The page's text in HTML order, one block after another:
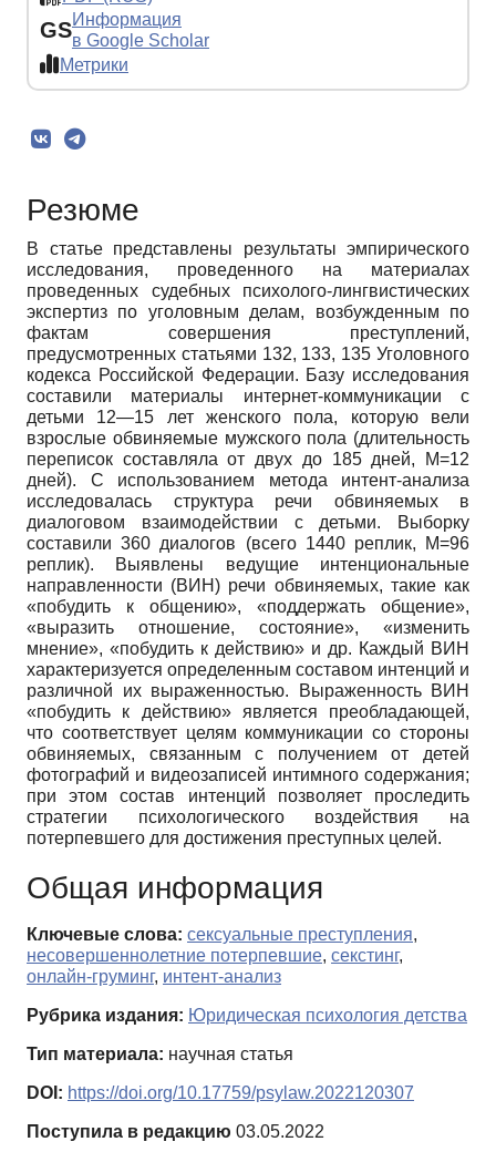
GSИнформация
в Google Scholar
Метрики
Резюме
В статье представлены результаты эмпирического
исследования, проведенного на материалах
проведенных судебных психолого-лингвистических
экспертиз по уголовным делам, возбужденным по
фактам совершения преступлений,
предусмотренных статьями 132, 133, 135 Уголовного
кодекса Российской Федерации. Базу исследования
составили материалы интернет-коммуникации с
детьми 12—15 лет женского пола, которую вели
взрослые обвиняемые мужского пола (длительность
переписок составляла от двух до 185 дней, М=12
дней). С использованием метода интент-анализа
исследовалась структура речи обвиняемых в
диалоговом взаимодействии с детьми. Выборку
составили 360 диалогов (всего 1440 реплик, M=96
реплик). Выявлены ведущие интенциональные
направленности (ВИН) речи обвиняемых, такие как
«побудить к общению», «поддержать общение»,
«выразить отношение, состояние», «изменить
мнение», «побудить к действию» и др. Каждый ВИН
характеризуется определенным составом интенций и
различной их выраженностью. Выраженность ВИН
«побудить к действию» является преобладающей,
что соответствует целям коммуникации со стороны
обвиняемых, связанным с получением от детей
фотографий и видеозаписей интимного содержания;
при этом состав интенций позволяет проследить
стратегии психологического воздействия на
потерпевшего для достижения преступных целей.
Общая информация
Ключевые слова: сексуальные преступления,
несовершеннолетние потерпевшие, секстинг,
онлайн-груминг, интент-анализ
Рубрика издания: Юридическая психология детства
Тип материала: научная статья
DOI: https://doi.org/10.17759/psylaw.2022120307
Поступила в редакцию 03.05.2022